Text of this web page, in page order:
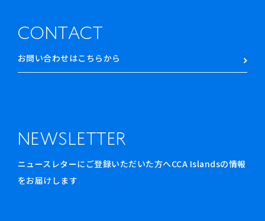
CONTACT
お問い合わせはこちらから
NEWSLETTER
ニュースレターにご登録いただいた方へCCA Islandsの情報
をお届けします